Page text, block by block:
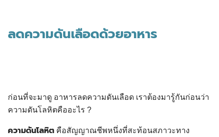
ลดความดันเลือดด้วยอาหาร
ก่อนที่จะมาดู อาหารลดความดันเลือด เราต้องมารู้กันก่อนว่า
ความดันโลหิตคืออะไร ?
ความดันโลหิต คือสัญญาณชีพหนึ่งที่สะท้อนสภาวะทาง